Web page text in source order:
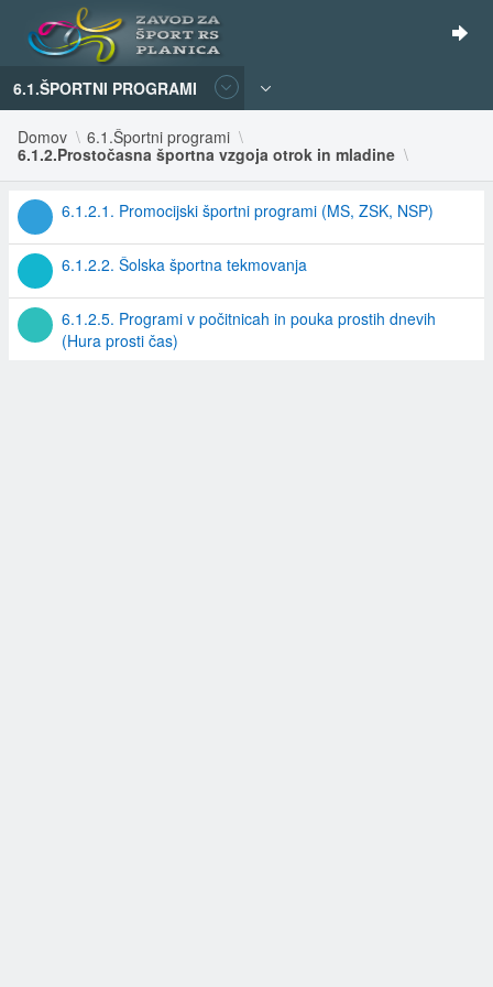
6.1.ŠPORTNI PROGRAMI
Domov
6.1.Športni programi
6.1.2.Prostočasna športna vzgoja otrok in mladine
6.1.2.1. Promocijski športni programi (MS, ZSK, NSP)
6.1.2.2. Šolska športna tekmovanja
6.1.2.5. Programi v počitnicah in pouka prostih dnevih
(Hura prosti čas)